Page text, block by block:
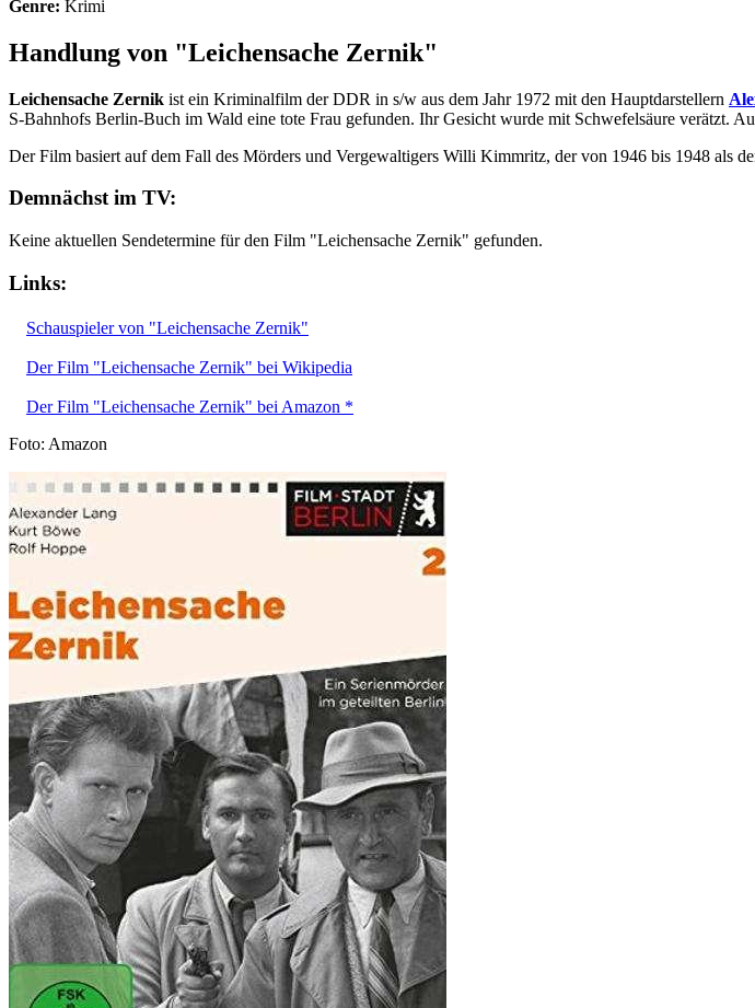
Genre: Krimi
Handlung von "Leichensache Zernik"
Leichensache Zernik ist ein Kriminalfilm der DDR in s/w aus dem Jahr 1972 mit den Hauptdarstellern
S-Bahnhofs Berlin-Buch im Wald eine tote Frau gefunden. Ihr Gesicht wurde mit Schwefelsäure verätzt.
Der Film basiert auf dem Fall des Mörders und Vergewaltigers Willi Kimmritz, der von 1946 bis 1948 als
Demnächst im TV:
Keine aktuellen Sendetermine für den Film "Leichensache Zernik" gefunden.
Links:
Schauspieler von "Leichensache Zernik"
Der Film "Leichensache Zernik" bei Wikipedia
Der Film "Leichensache Zernik" bei Amazon *
Foto: Amazon